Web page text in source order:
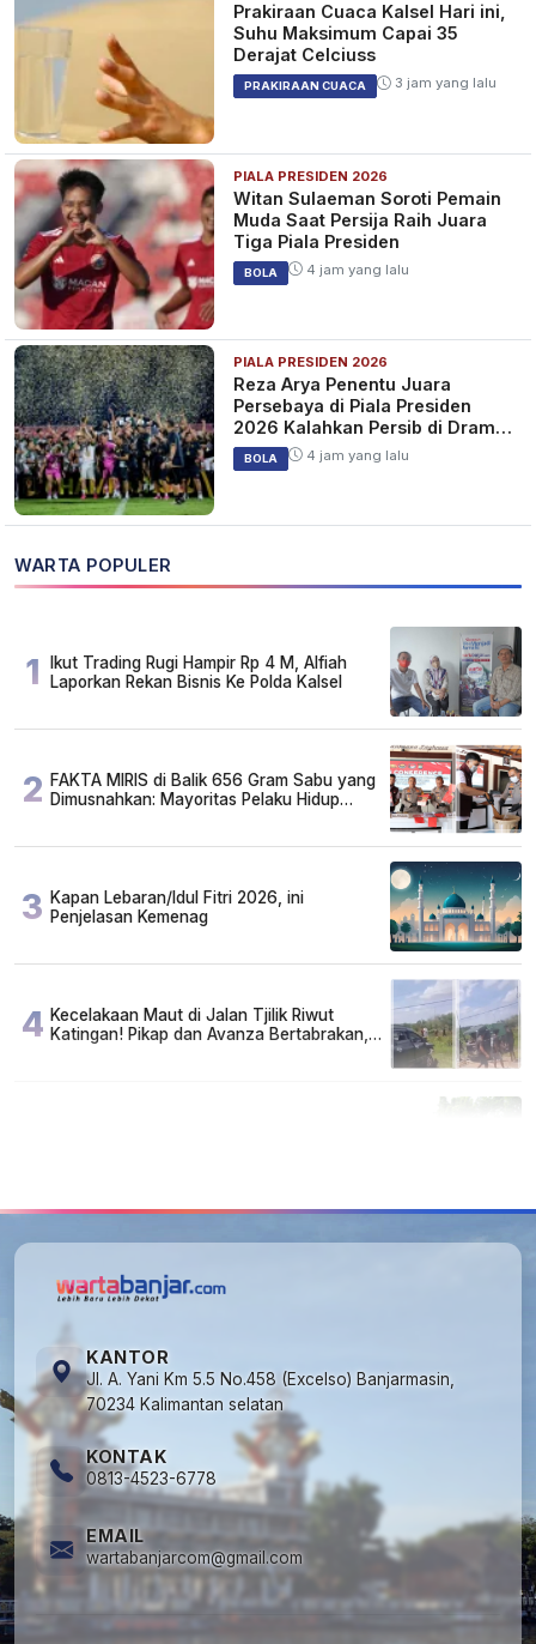
Prakiraan Cuaca Kalsel Hari ini,
Suhu Maksimum Capai 35
Derajat Celciuss
PRAKIRAAN CUACA 3 jam yang lalu
PIALA PRESIDEN 2026
Witan Sulaeman Soroti Pemain
Muda Saat Persija Raih Juara
Tiga Piala Presiden
BOLA 4 jam yang lalu
PIALA PRESIDEN 2026
Reza Arya Penentu Juara
Persebaya di Piala Presiden
2026 Kalahkan Persib di Drama
Adu Penalti
BOLA 4 jam yang lalu
WARTA POPULER
1
Ikut Trading Rugi Hampir Rp 4 M, Alfiah
Laporkan Rekan Bisnis Ke Polda Kalsel
2 FAKTA MIRIS di Balik 656 Gram Sabu yang
Dimusnahkan: Mayoritas Pelaku Hidup
3 Kapan Lebaran/Idul Fitri 2026, ini
Penjelasan Kemenag
4 Kecelakaan Maut di Jalan Tjilik Riwut
Katingan! Pikap dan Avanza Bertabrakan,
KANTOR
Jl. A. Yani Km 5.5 No.458 (Excelso) Banjarmasin,
70234 Kalimantan selatan
KONTAK
0813-4523-6778
EMAIL
wartabanjarcom@gmail.com